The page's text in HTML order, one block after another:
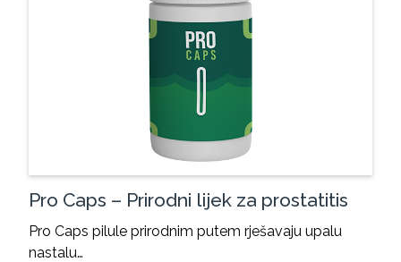
Pro Caps – Prirodni lijek za prostatitis
Pro Caps pilule prirodnim putem rješavaju upalu
nastalu…